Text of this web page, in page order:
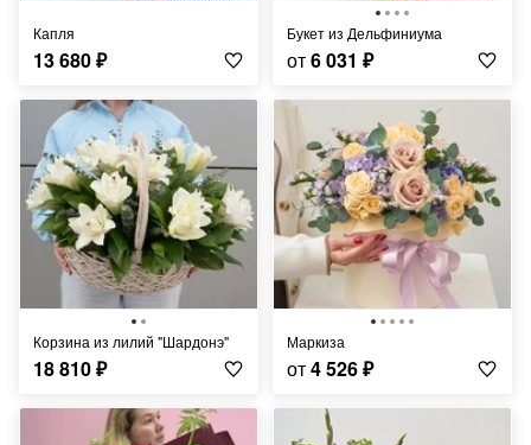
Капля
13 680₽
Букет из Дельфиниума
от6 031 ₽
Корзина из лилий "Шардонэ"
18 810₽
Маркиза
от4 526₽